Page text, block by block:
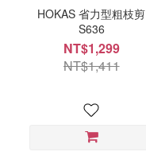
HOKAS 省力型粗枝剪
S636
NT$1,299
NT$1,411